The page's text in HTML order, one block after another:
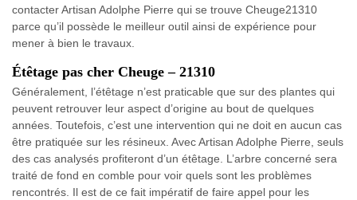
contacter Artisan Adolphe Pierre qui se trouve Cheuge21310
parce qu’il possède le meilleur outil ainsi de expérience pour
mener à bien le travaux.
Étêtage pas cher Cheuge – 21310
Généralement, l’étêtage n’est praticable que sur des plantes qui
peuvent retrouver leur aspect d’origine au bout de quelques
années. Toutefois, c’est une intervention qui ne doit en aucun cas
être pratiquée sur les résineux. Avec Artisan Adolphe Pierre, seuls
des cas analysés profiteront d’un étêtage. L’arbre concerné sera
traité de fond en comble pour voir quels sont les problèmes
rencontrés. Il est de ce fait impératif de faire appel pour les